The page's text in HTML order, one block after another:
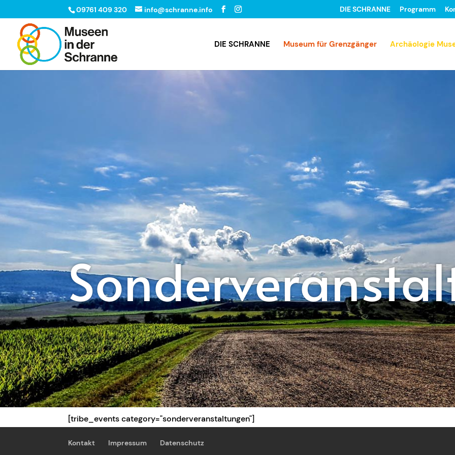
09761 409 320 info@schranne.info DIE SCHRANNE Programm
DIE SCHRANNE Museum für Grenzgänger Archäologie
[tribe_events category="sonderveranstaltungen"]
Kontakt Impressum Datenschutz